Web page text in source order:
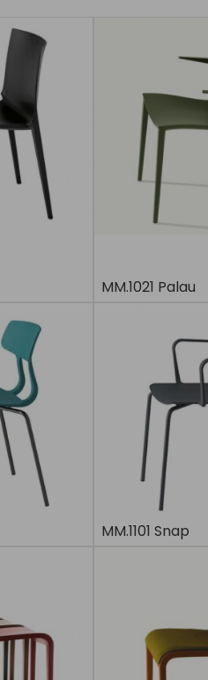
MM.1021 Palau
MM.1101 Snap